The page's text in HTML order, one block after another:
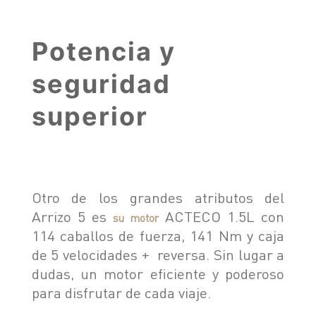
Potencia y
seguridad
superior
Otro de los grandes atributos del
Arrizo 5 essu motorACTECO 1.5L con
114 caballos de fuerza, 141 Nm y caja
de 5 velocidades + reversa. Sin lugar a
dudas, un motor eficiente y poderoso
para disfrutar de cada viaje.